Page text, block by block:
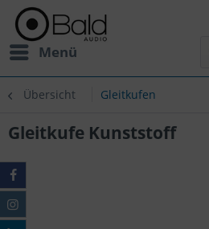
Menü
Übersicht Gleitkufen
Gleitkufe Kunststoff